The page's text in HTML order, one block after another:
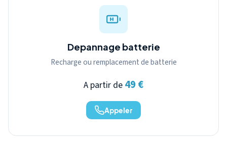
Depannage batterie
Recharge ou remplacement de batterie
A partir de 49 €
Appeler